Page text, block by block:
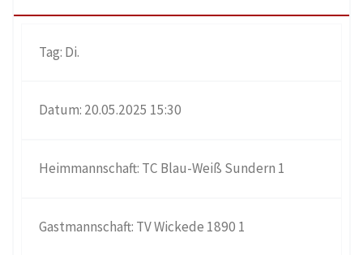
Di.
20.05.2025 15:30
TC Blau-Weiß Sundern 1
TV Wickede 1890 1